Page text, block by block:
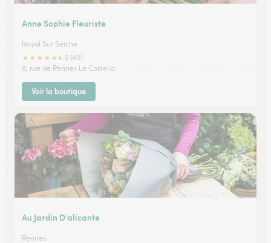
Anne Sophie Fleuriste
Noyal Sur Seiche
★★★★★4.5 (40)
8, rue de Rennes Le Castelia
Voir la boutique
Au Jardin D’alicante
Rennes